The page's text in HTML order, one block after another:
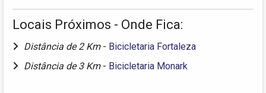
Locais Próximos - Onde Fica:
Distância de 2 Km - Bicicletaria Fortaleza
Distância de 3 Km - Bicicletaria Monark